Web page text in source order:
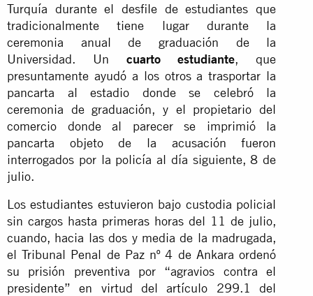
Turquía durante el desfile de estudiantes que
tradicionalmente tiene lugar durante la
ceremonia anual de graduación de la
Universidad. Un cuarto estudiante, que
presuntamente ayudó a los otros a trasportar la
pancarta al estadio donde se celebró la
ceremonia de graduación, y el propietario del
comercio donde al parecer se imprimió la
pancarta objeto de la acusación fueron
interrogados por la policía al día siguiente, 8 de
julio.
Los estudiantes estuvieron bajo custodia policial
sin cargos hasta primeras horas del 11 de julio,
cuando, hacia las dos y media de la madrugada,
el Tribunal Penal de Paz nº 4 de Ankara ordenó
su prisión preventiva por “agravios contra el
presidente” en virtud del artículo 299.1 del